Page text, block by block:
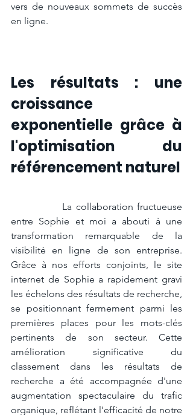
vers de nouveaux sommets de succès
en ligne.
Les résultats : une
croissance
exponentielle grâce à
l'optimisation du
référencement naturel
entre Sophie et moi a abouti à une
transformation remarquable de la
visibilité en ligne de son entreprise.
Grâce à nos efforts conjoints, le site
internet de Sophie a rapidement gravi
les échelons des résultats de recherche,
se positionnant fermement parmi les
premières places pour les mots-clés
pertinents de son secteur. Cette
amélioration significative du
classement dans les résultats de
recherche a été accompagnée d'une
augmentation spectaculaire du trafic
organique, reflétant l'efficacité de notre